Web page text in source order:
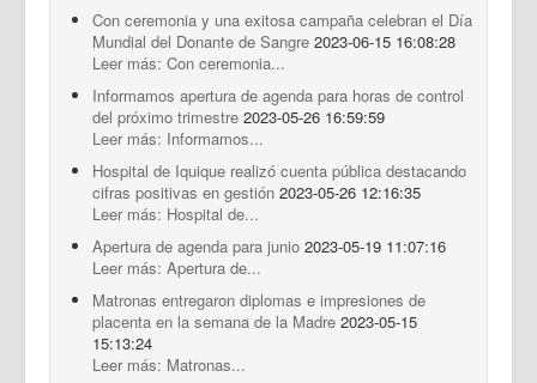
Con ceremonia y una exitosa campaña celebran el Día
Mundial del Donante de Sangre 2023-06-15 16:08:28
Leer más: Con ceremonia...
Informamos apertura de agenda para horas de control
del próximo trimestre 2023-05-26 16:59:59
Leer más: Informamos...
Hospital de Iquique realizó cuenta pública destacando
cifras positivas en gestión 2023-05-26 12:16:35
Leer más: Hospital de...
Apertura de agenda para junio 2023-05-19 11:07:16
Leer más: Apertura de...
Matronas entregaron diplomas e impresiones de
placenta en la semana de la Madre 2023-05-15
15:13:24
Leer más: Matronas...